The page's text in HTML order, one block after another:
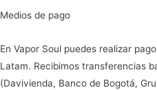
Medios de pago
En Vapor Soul puedes realizar
Latam. Recibimos transferencias
(Davivienda, Banco de Bogotá,